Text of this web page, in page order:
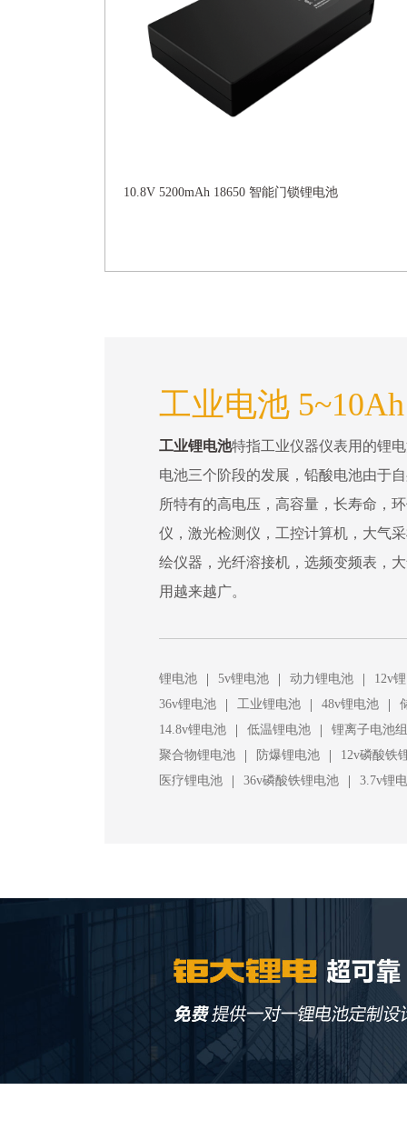
10.8V 5200mAh 18650 智能门锁锂电池
工业电池
工业锂电池特指工业仪器仪表用的锂
电池三个阶段的发展，铅酸电池由于
所特有的高电压，高容量，长寿命，
仪，激光检测仪，工控计算机，大气
绘仪器，光纤溶接机，选频变频表，
用越来越广。
锂电池 | 5v锂电池 | 动力锂电池 |
12v
36v锂电池
| 工业锂电池 | 48v锂电池 |
14.8v锂电池
| 低温锂电池 |
锂离子电池组
聚合物锂电池
| 防爆锂电池 |
12v磷酸铁
医疗锂电池
| 36v磷酸铁锂电池 | 3.7v锂